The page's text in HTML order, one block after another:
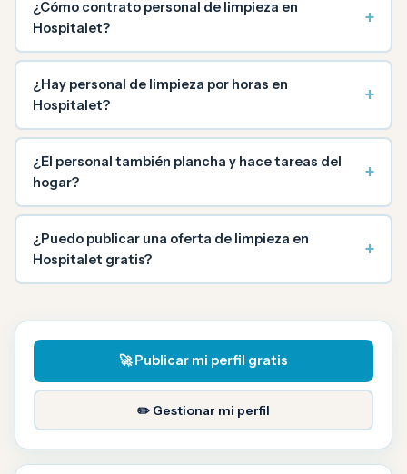
¿Cómo contrato personal de limpieza en
Hospitalet?
+
¿Hay personal de limpieza por horas en
Hospitalet?
+
¿El personal también plancha y hace tareas del
hogar?
+
¿Puedo publicar una oferta de limpieza en
Hospitalet gratis?
+
🚀 Publicar mi perfil gratis
✏️ Gestionar mi perfil